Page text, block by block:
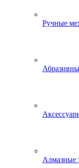
Ручные
Алмазные